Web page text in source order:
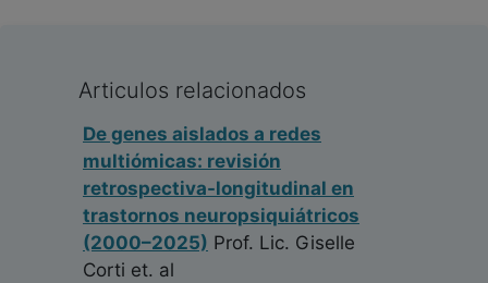
Articulos relacionados
De genes aislados a redes
multiómicas: revisión
retrospectiva-longitudinal en
trastornos neuropsiquiátricos
(2000–2025) Prof. Lic. Giselle
Corti et. al